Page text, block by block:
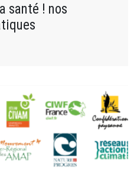
santé ! nos